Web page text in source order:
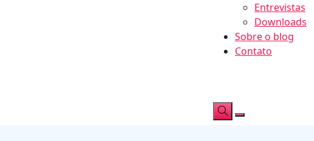
Entrevistas
Downloads
Sobre o blog
Contato